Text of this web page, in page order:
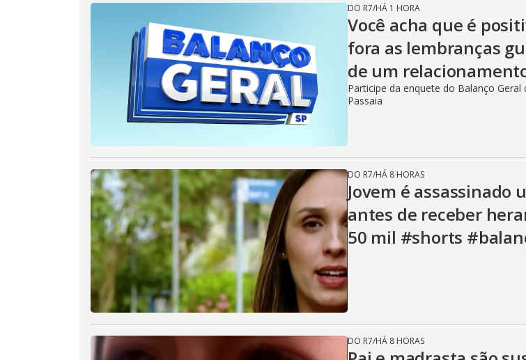
DO R7/HÁ 1 HORA
Você acha que é
fora as lembranças
de um
Participe da enquete do Balanço Geral
Passaia
DO R7/HÁ 8 HORAS
Jovem é assassinado
antes de receber
50 mil #shorts
DO R7/HÁ 8 HORAS